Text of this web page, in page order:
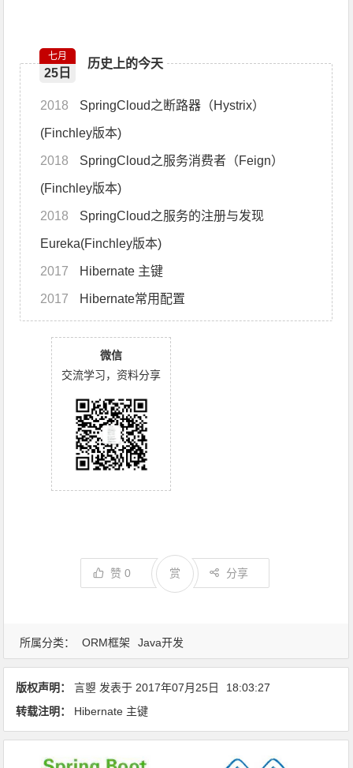
历史上的今天
七月
25日
2018
(Finchley版本)
2018
(Finchley版本)
2018
Eureka(Finchley版本)
2017 Hibernate 主键
2017 Hibernate常用配置
微信
交流学习，资料分享
赞0 分享
赏
所属分类： ORM框架 Java开发
版权声明： 言曌 发表于 2017年07月25日
18:03:27
转载注明：
Hibernate 主键